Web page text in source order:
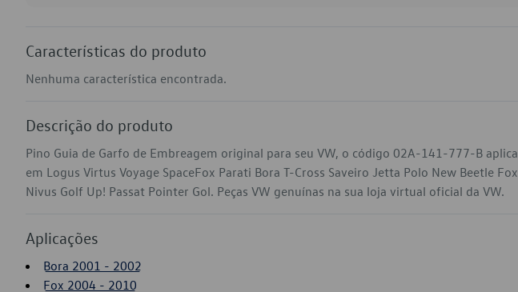
Características do produto
Nenhuma característica encontrada.
Descrição do produto
Pino Guia de Garfo de Embreagem original para seu VW, o código 02A-141-777-B aplica
em Logus Virtus Voyage SpaceFox Parati Bora T-Cross Saveiro Jetta Polo New Beetle Fox
Nivus Golf Up! Passat Pointer Gol. Peças VW genuínas na sua loja virtual oficial da VW.
Aplicações
Bora 2001 - 2002
Fox 2004 - 2010